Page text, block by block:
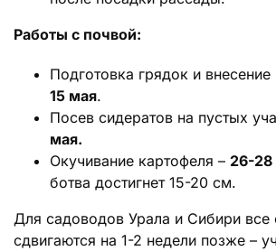
Работы с почвой:
Подготовка грядок и
15 мая.
Посев сидератов на пустых
мая.
Окучивание картофеля – 26-28
ботва достигнет 15-20 см.
Для садоводов Урала и Сибири все
сдвигаются на 1-2 недели позже –